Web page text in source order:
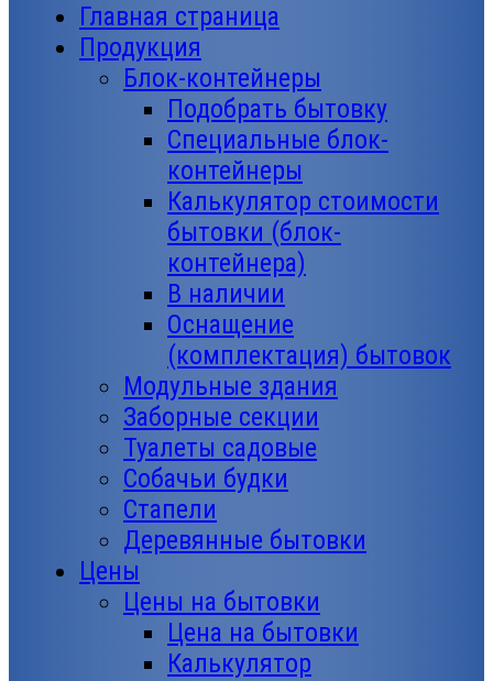
Главная страница
Продукция
Блок-контейнеры
Подобрать бытовку
Специальные блок-
контейнеры
Калькулятор стоимости
бытовки (блок-
контейнера)
В наличии
Оснащение
(комплектация) бытовок
Модульные здания
Заборные секции
Туалеты садовые
Собачьи будки
Стапели
Деревянные бытовки
Цены
Цены на бытовки
Цена на бытовки
Калькулятор